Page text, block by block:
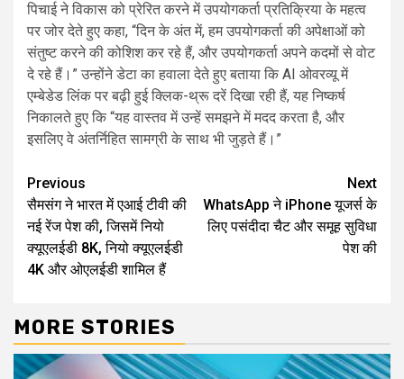
पिचाई ने विकास को प्रेरित करने में उपयोगकर्ता प्रतिक्रिया के महत्व
पर जोर देते हुए कहा, “दिन के अंत में, हम उपयोगकर्ता की अपेक्षाओं को
संतुष्ट करने की कोशिश कर रहे हैं, और उपयोगकर्ता अपने कदमों से वोट
दे रहे हैं।” उन्होंने डेटा का हवाला देते हुए बताया कि AI ओवरव्यू में
एम्बेडेड लिंक पर बढ़ी हुई क्लिक-थ्रू दरें दिखा रही हैं, यह निष्कर्ष
निकालते हुए कि “यह वास्तव में उन्हें समझने में मदद करता है, और
इसलिए वे अंतर्निहित सामग्री के साथ भी जुड़ते हैं।”
Continue
Reading
Previous
सैमसंग ने भारत में एआई टीवी की
नई रेंज पेश की, जिसमें नियो
क्यूएलईडी 8K, नियो क्यूएलईडी
4K और ओएलईडी शामिल हैं
Next
WhatsApp ने iPhone यूजर्स के
लिए पसंदीदा चैट और समूह सुविधा
पेश की
MORE STORIES